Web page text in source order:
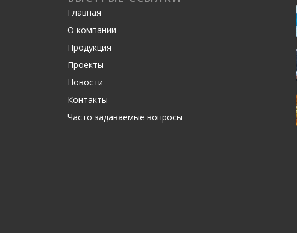
Главная
О компании
Продукция
Проекты
Новости
Контакты
Часто задаваемые вопросы